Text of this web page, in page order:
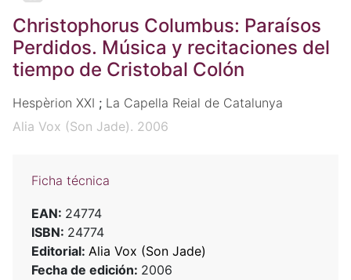
Christophorus Columbus: Paraísos
Perdidos. Música y recitaciones del
tiempo de Cristobal Colón
Hespèrion XXI ; La Capella Reial de Catalunya
Alia Vox (Son Jade). 2006
Ficha técnica
EAN: 24774
ISBN: 24774
Editorial: Alia Vox (Son Jade)
Fecha de edición: 2006